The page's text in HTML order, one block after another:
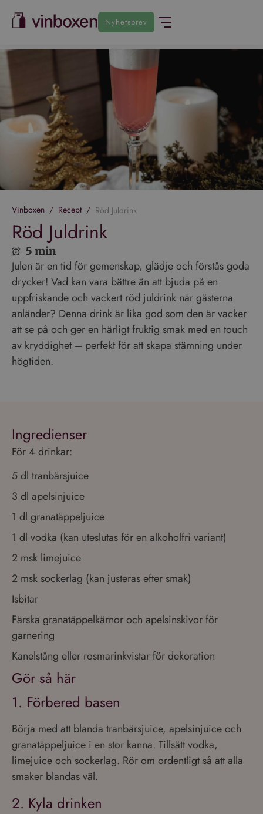
Nyhetsbrev
Vinboxen / Recept / Röd Juldrink
Röd Juldrink
5 min
Julen är en tid för gemenskap, glädje och förstås goda
drycker! Vad kan vara bättre än att bjuda på en
uppfriskande och vackert röd juldrink när gästerna
anländer? Denna drink är lika god som den är vacker
att se på och ger en härligt fruktig smak med en touch
av kryddighet – perfekt för att skapa stämning under
högtiden.
Ingredienser
För 4 drinkar:
5 dl tranbärsjuice
3 dl apelsinjuice
1 dl granatäppeljuice
1 dl vodka (kan uteslutas för en alkoholfri variant)
2 msk limejuice
2 msk sockerlag (kan justeras efter smak)
Isbitar
Färska granatäppelkärnor och apelsinskivor för
garnering
Kanelstång eller rosmarinkvistar för dekoration
Gör så här
1. Förbered basen
Börja med att blanda tranbärsjuice, apelsinjuice och
granatäppeljuice i en stor kanna. Tillsätt vodka,
limejuice och sockerlag. Rör om ordentligt så att alla
smaker blandas väl.
2. Kyla drinken